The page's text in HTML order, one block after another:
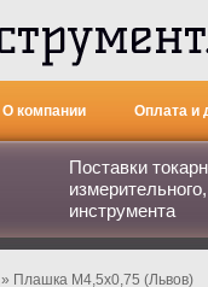
Поставки
инструмента
О компании Оплата и
» Плашка М4,5х0,75 (Львов)